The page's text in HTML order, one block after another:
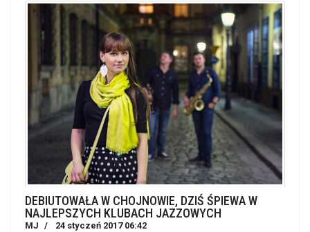
DEBIUTOWAŁA W CHOJNOWIE, DZIŚ ŚPIEWA W
NAJLEPSZYCH KLUBACH JAZZOWYCH
MJ 24 styczeń 2017 06:42